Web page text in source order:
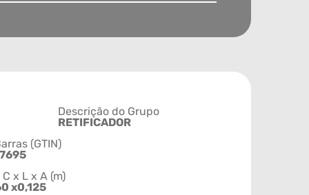
Descrição do Grupo
RETIFICADOR
(GTIN)
x L x A (m)
x0,125